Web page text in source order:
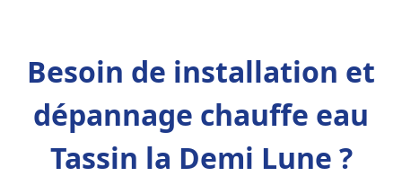
Besoin de installation et
dépannage chauffe eau
Tassin la Demi Lune ?